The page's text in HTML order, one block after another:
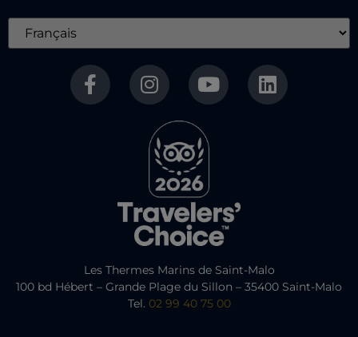
Les Thermes Marins de Saint-Malo
100 bd Hébert – Grande Plage du Sillon – 35400 Saint-Malo
Tel. 02 99 40 75 00